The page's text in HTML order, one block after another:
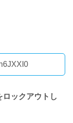
ックアウトし